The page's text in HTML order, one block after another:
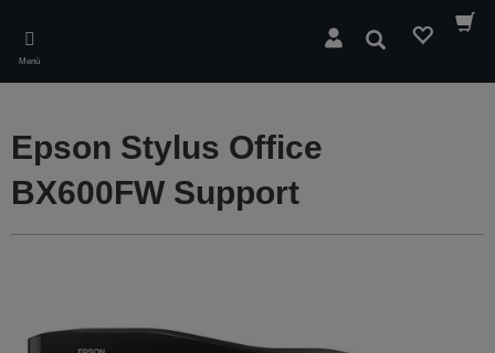
main
content
Menü
Suchen
Epson Stylus Office
BX600FW Support